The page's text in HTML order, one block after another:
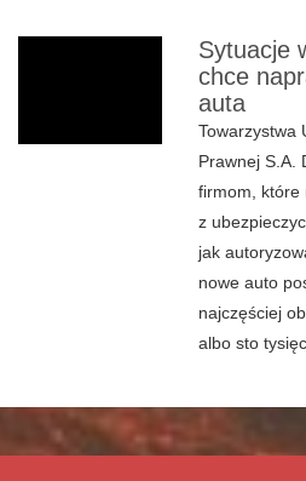
Sytuacje
chce
auta
Towarzystwa
Prawnej S.A.
firmom, które
z
jak
nowe auto
najczęściej
albo sto